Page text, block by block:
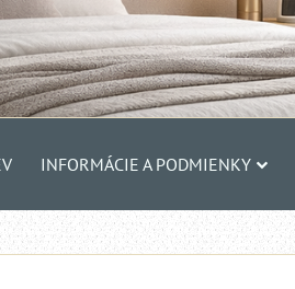
INFORMÁCIE A PODMIENKY